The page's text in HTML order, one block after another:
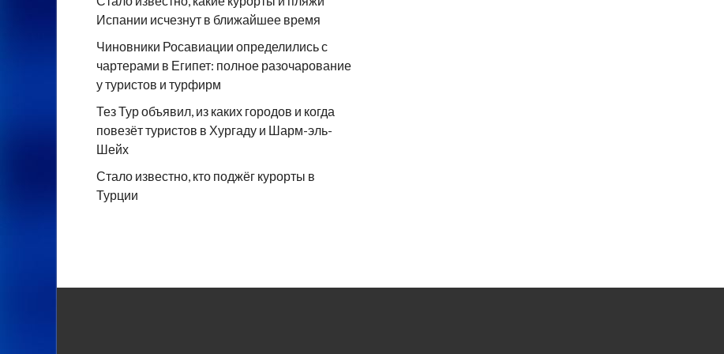
Испании исчезнут в ближайшее время
Чиновники Росавиации определились с
чартерами в Египет: полное разочарование
у туристов и турфирм
Тез Тур объявил, из каких городов и когда
повезёт туристов в Хургаду и Шарм-эль-
Шейх
Стало известно, кто поджёг курорты в
Турции